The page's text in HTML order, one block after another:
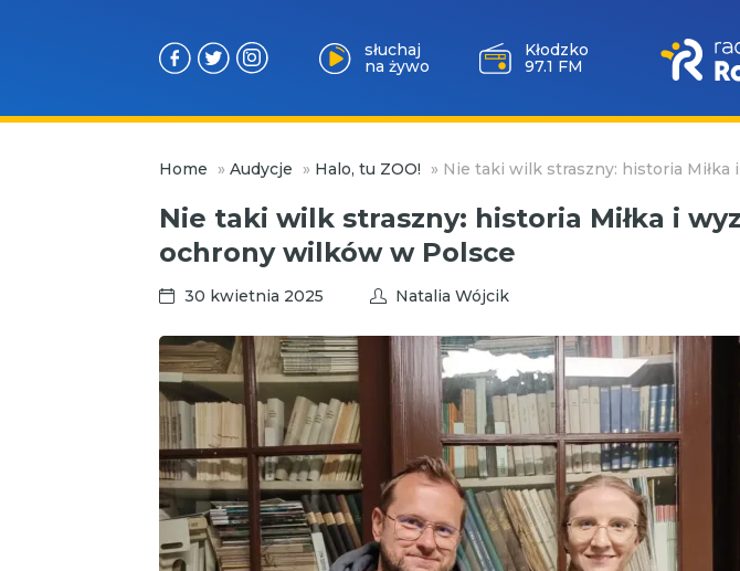
słuchaj
na żywo
Wołów
99.6 FM
Home » Audycje » Halo, tu ZOO! » Nie taki wilk straszny: historia
Nie taki wilk straszny: historia Miłka i
ochrony wilków w Polsce
30 kwietnia 2025 Natalia Wójcik